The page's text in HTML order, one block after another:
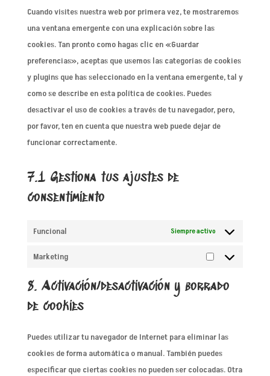
Cuando visites nuestra web por primera vez, te mostraremos
una ventana emergente con una explicación sobre las
cookies. Tan pronto como hagas clic en «Guardar
preferencias», aceptas que usemos las categorías de cookies
y plugins que has seleccionado en la ventana emergente, tal y
como se describe en esta política de cookies. Puedes
desactivar el uso de cookies a través de tu navegador, pero,
por favor, ten en cuenta que nuestra web puede dejar de
funcionar correctamente.
7.1 Gestiona tus ajustes de
consentimiento
Funcional Siempre activo
Marketing
Marketing
8. Activación/desactivación y borrado
de cookies
Puedes utilizar tu navegador de Internet para eliminar las
cookies de forma automática o manual. También puedes
especificar que ciertas cookies no pueden ser colocadas. Otra